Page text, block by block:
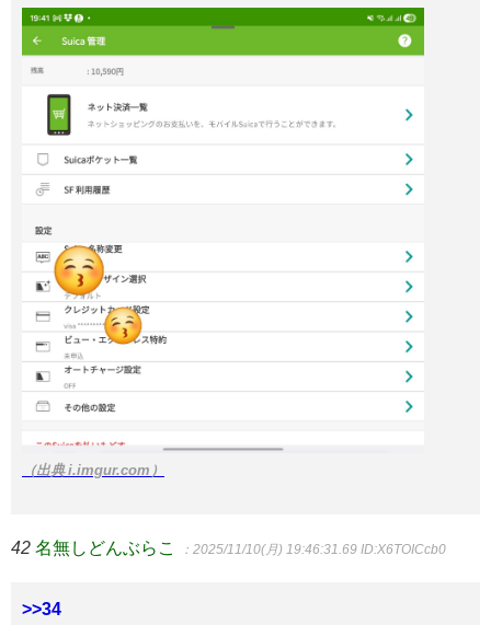
（出典 i.imgur.com）
42 名無しどんぶらこ ：2025/11/10(月) 19:46:31.69 ID:X6TOICcb0
>>34